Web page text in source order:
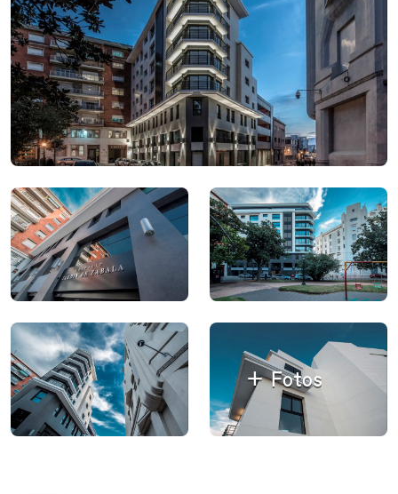
+ Fotos